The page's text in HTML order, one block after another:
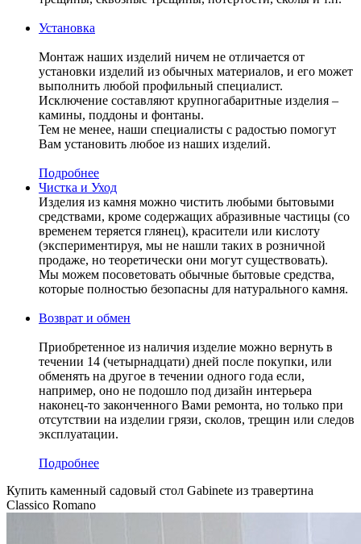
Установка
Монтаж наших изделий ничем не отличается от
установки изделий из обычных материалов, и его может
выполнить любой профильный специалист.
Исключение составляют крупногабаритные изделия –
камины, поддоны и фонтаны.
Тем не менее, наши специалисты с радостью помогут
Вам установить любое из наших изделий.
Подробнее
Чистка и Уход
Изделия из камня можно чистить любыми бытовыми
средствами, кроме содержащих абразивные частицы (со
временем теряется глянец), красители или кислоту
(экспериментируя, мы не нашли таких в розничной
продаже, но теоретически они могут существовать).
Мы можем посоветовать обычные бытовые средства,
которые полностью безопасны для натурального камня.
Возврат и обмен
Приобретенное из наличия изделие можно вернуть в
течении 14 (четырнадцати) дней после покупки, или
обменять на другое в течении одного года если,
например, оно не подошло под дизайн интерьера
наконец-то законченного Вами ремонта, но только при
отсутствии на изделии грязи, сколов, трещин или следов
эксплуатации.
Подробнее
Купить каменный садовый стол Gabinete из травертина
Classico Romano